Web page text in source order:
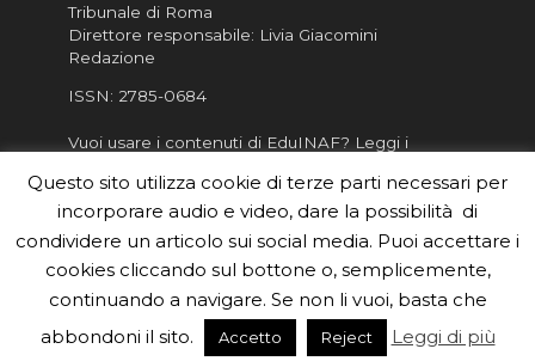
Tribunale di Roma
Direttore responsabile: Livia Giacomini
Redazione
ISSN: 2785-0684
Vuoi usare i contenuti di EduINAF? Leggi i
Informativa sulla Privacy
Informatva sui Cookie
Per la rubrica de l'Astronomo risponde, per
inviarci le tue foto o i tuoi contributi, scrivici a
redazione.edu [chiocciola] inaf.it oppure
il form
Questo sito utilizza cookie di terze parti necessari per
incorporare audio e video, dare la possibilità di
condividere un articolo sui social media. Puoi accettare i
cookies cliccando sul bottone o, semplicemente,
continuando a navigare. Se non li vuoi, basta che
abbondoni il sito.
Accetto Reject Leggi di più